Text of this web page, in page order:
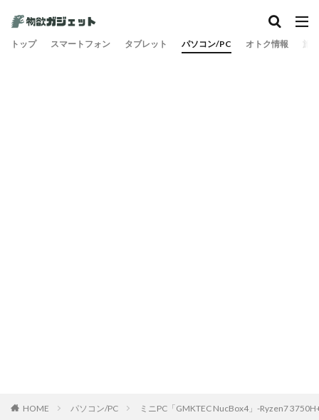
トップ スマートフォン タブレット パソコン/PC オトク情報 旅
HOME パソコン/PC ミニPC「GMKTEC NucBox4」-Ryzen7
カテゴリー